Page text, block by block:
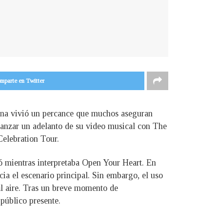
en Twitter
vivió un percance que muchos aseguran
un adelanto de su video musical con The
Tour.
interpretaba Open Your Heart. En
el escenario principal. Sin embargo, el uso
aire. Tras un breve momento de
presente.